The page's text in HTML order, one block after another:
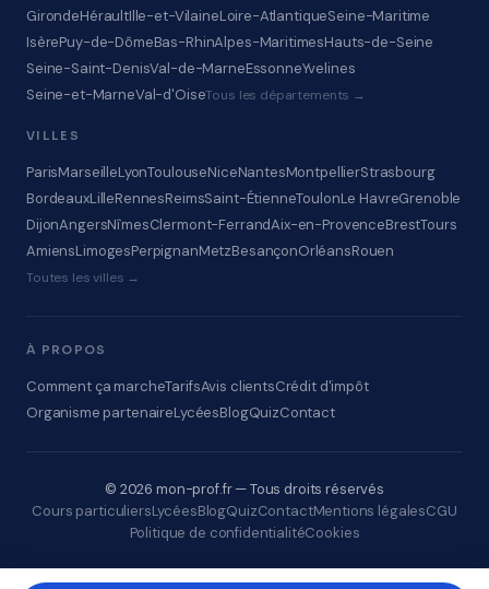
GirondeHéraultIlle-et-VilaineLoire-AtlantiqueSeine-Maritime
IsèrePuy-de-DômeBas-RhinAlpes-MaritimesHauts-de-Seine
Seine-Saint-DenisVal-de-MarneEssonneYvelines
Seine-et-MarneVal-d'OiseTous les départements →
VILLES
ParisMarseilleLyonToulouseNiceNantesMontpellierStrasbourg
BordeauxLilleRennesReimsSaint-ÉtienneToulonLe HavreGrenoble
DijonAngersNîmesClermont-FerrandAix-en-ProvenceBrestTours
AmiensLimogesPerpignanMetzBesançonOrléansRouen
Toutes les villes →
À PROPOS
Comment ça marcheTarifsAvis clientsCrédit d'impôt
Organisme partenaireLycéesBlogQuizContact
© 2026 mon-prof.fr — Tous droits réservés
Cours particuliersLycéesBlogQuizContactMentions légalesCGU
Politique de confidentialitéCookies